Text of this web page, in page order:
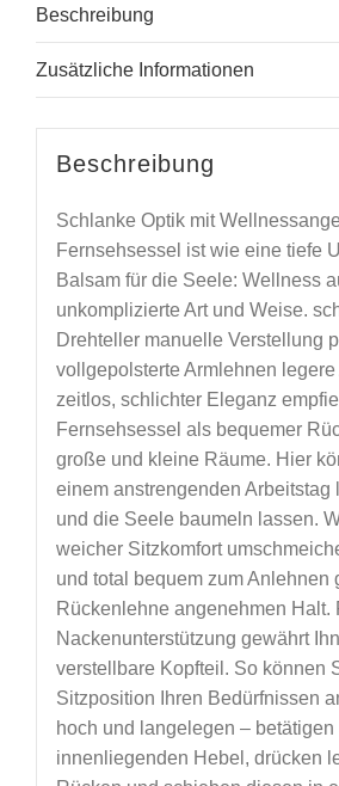
Beschreibung
Zusätzliche Informationen
Beschreibung
Schlanke Optik mit
Fernsehsessel ist wie eine tiefe
Balsam für die Seele: Wellness
unkomplizierte Art und Weise.
Drehteller manuelle Verstellung
vollgepolsterte Armlehnen legere
zeitlos, schlichter Eleganz
Fernsehsessel als bequemer
große und kleine Räume. Hier
einem anstrengenden Arbeitstag
und die Seele baumeln lassen.
weicher Sitzkomfort
und total bequem zum Anlehnen
Rückenlehne angenehmen Halt.
Nackenunterstützung gewährt
verstellbare Kopfteil. So können
Sitzposition Ihren Bedürfnissen
hoch und langelegen –
innenliegenden Hebel, drücken